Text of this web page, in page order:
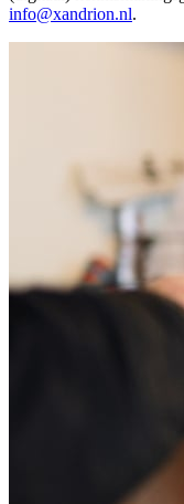
info@xandrion.nl.